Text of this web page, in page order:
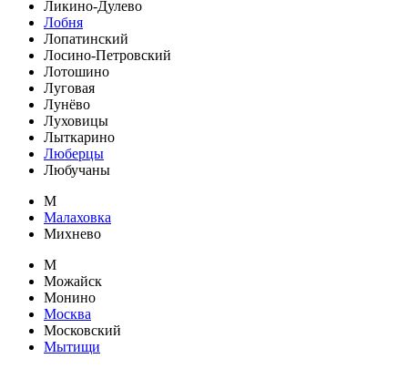
Ликино-Дулево
Лобня
Лопатинский
Лосино-Петровский
Лотошино
Луговая
Лунёво
Луховицы
Лыткарино
Люберцы
Любучаны
М
Малаховка
Михнево
М
Можайск
Монино
Москва
Московский
Мытищи